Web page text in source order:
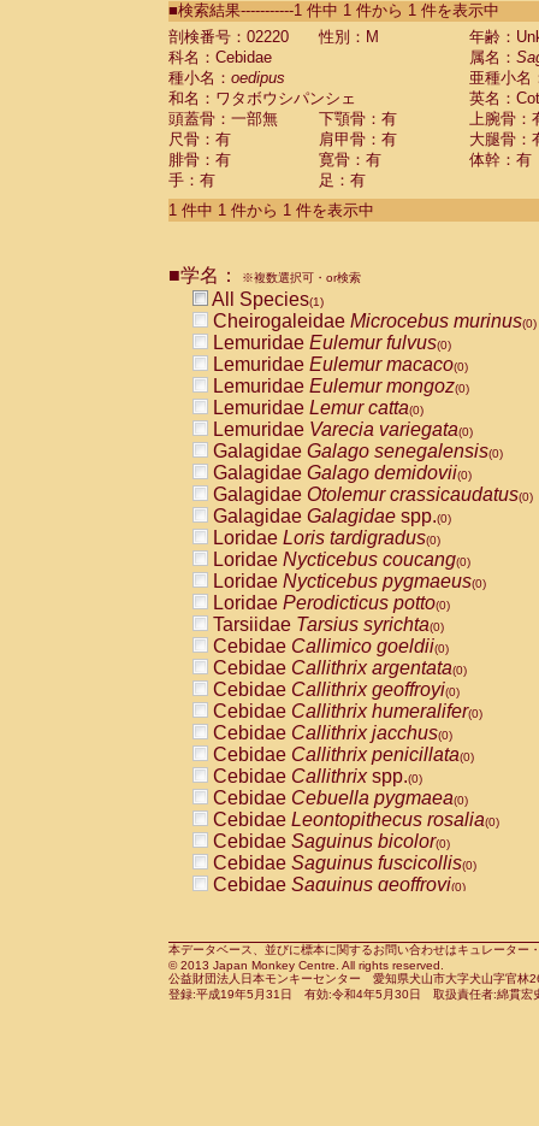
CebidaeSaguinus labiatus(0)
Cebidae Saguinus leucopus (0)
Cebidae
Cebidae
CebidaeSaguinus nigricollis (0)
Cebidae Saguinus oedipus
Cebidae Saguinus weddelli
Cebidae Saguinusspp.
Cebidae Aotus trivirgatus
Cebidae Cebus albifrons
CebidaeCebus nigrivittatus
CebidaeCebus
CebidaeSaimiri boliviensis(0)
CebidaeSaimiri sciureus(0)
AtelidaeAlouatta caraya(0)
AtelidaeAlouatta fusca(0)
AtelidaeAlouatta seniculus
AtelidaeAlouattaspp.(0)
AtelidaeAteles belzebuth(0)
AtelidaeAteles geoffroyi(0)
AtelidaeAteles paniscus(0)
AtelidaeAtelesspp.(0)
Atelidae Lagothrix lagothricha
AtelidaeLagothrix lagothricha cana
PitheciidaeCacajao calvus
PitheciidaeCallicebus cupreus
PitheciidaeCallicebus donacophilus
PitheciidaeCallicebus moloch
PitheciidaeCallicebus torquatus
PitheciidaeCallicebusspp.(0)
PitheciidaeChiropotes satanas(0)
PitheciidaePithecia monachus
PitheciidaePithecia pithecia(0)
CercopithecidaeCercocebus agilis
CercopithecidaeCercocebus
CercopithecidaeCercocebus
CercopithecidaeCercocebus
CercopithecidaeCercocebus
CercopithecidaeCercocebushybrid
CercopithecidaePapio anubis(0)
CercopithecidaePapio cynocephalus
CercopithecidaePapio hamadryas(0)
■検索結果-----------1 件中 1 件から 1 件を表示中
剖検番号：02220
性別：M
年齢：
科名：Cebidae
属名：
種小名： oedipus
亜種小名
和名：ワタボウシパンシェ
英名：
頭蓋骨：一部無
下顎骨：有
上腕骨：
尺骨：有
肩甲骨：有
大腿骨：
腓骨：有
寛骨：有
体幹：有
手：有
足：有
1 件中 1 件から 1 件を表示中
■学名： ※複数選択可・or検索
All Species(1)
Cheirogaleidae Microcebus murinus(0)
Lemuridae Eulemur fulvus(0)
Lemuridae Eulemur macaco(0)
Lemuridae Eulemur mongoz(0)
Lemuridae Lemur catta(0)
Lemuridae Varecia variegata(0)
Galagidae Galago senegalensis(0)
Galagidae Galago demidovii(0)
Galagidae Otolemur crassicaudatus(0)
Galagidae Galagidae spp.(0)
Loridae Loris tardigradus(0)
Loridae Nycticebus coucang(0)
Loridae Nycticebus pygmaeus(0)
Loridae Perodicticus potto(0)
Tarsiidae Tarsius syrichta(0)
Cebidae Callimico goeldii(0)
Cebidae Callithrix argentata(0)
Cebidae Callithrix geoffroyi(0)
Cebidae Callithrix humeralifer(0)
Cebidae Callithrix jacchus(0)
Cebidae Callithrix penicillata(0)
Cebidae Callithrixspp.(0)
Cebidae Cebuella pygmaea(0)
Cebidae Leontopithecus rosalia(0)
Cebidae Saguinus bicolor(0)
Cebidae Saguinus fuscicollis(0)
Cebidae Saguinus geoffroyi(0)
CebidaeSaguinus leucopus(0)
CebidaeSaguinus midas(0)
Cebidae Saguinus mystax(0)
本データベース、並びに標本に関するお問い合わせはキュレータ
© 2013 Japan Monkey Centre. All rights reserved.
公益財団法人日本モンキーセンター 愛知県犬山市大字犬山字官
登録:平成19年5月31日 有効:令和4年5月30日 取扱責任者:綿貫宏